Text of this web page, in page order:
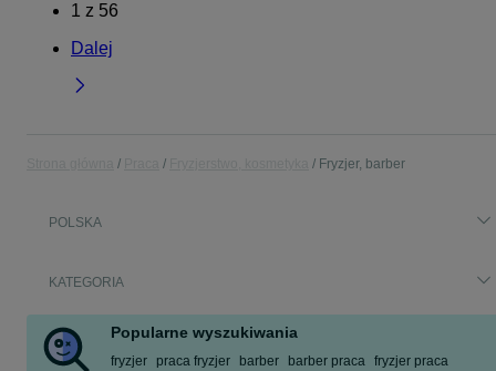
1 z 56
Dalej
Fryzjer, barber
POLSKA
KATEGORIA
Popularne wyszukiwania
fryzjer praca fryzjer barber barber praca fryzjer praca